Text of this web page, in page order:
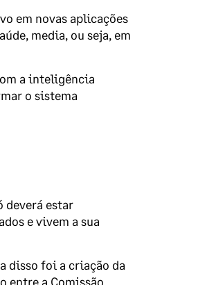
em novas aplicações
media, ou seja, em
a inteligência
o sistema
deverá estar
e vivem a sua
disso foi a criação da
entre a Comissão